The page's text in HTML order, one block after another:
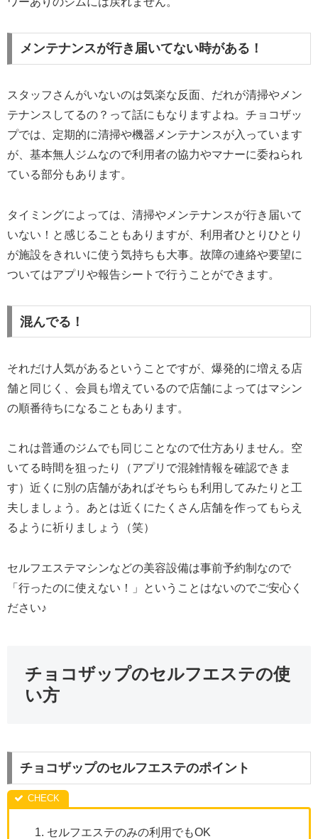
メンテナンスが行き届いてない時がある！
スタッフさんがいないのは気楽な反面、だれが清掃やメン
テナンスしてるの？って話にもなりますよね。チョコザッ
プでは、定期的に清掃や機器メンテナンスが入っています
が、基本無人ジムなので利用者の協力やマナーに委ねられ
ている部分もあります。
タイミングによっては、清掃やメンテナンスが行き届いて
いない！と感じることもありますが、利用者ひとりひとり
が施設をきれいに使う気持ちも大事。故障の連絡や要望に
ついてはアプリや報告シートで行うことができます。
混んでる！
それだけ人気があるということですが、爆発的に増える店
舗と同じく、会員も増えているので店舗によってはマシン
の順番待ちになることもあります。
これは普通のジムでも同じことなので仕方ありません。空
いてる時間を狙ったり（アプリで混雑情報を確認できま
す）近くに別の店舗があればそちらも利用してみたりと工
夫しましょう。あとは近くにたくさん店舗を作ってもらえ
るように祈りましょう（笑）
セルフエステマシンなどの美容設備は事前予約制なので
「行ったのに使えない！」ということはないのでご安心く
ださい♪
チョコザップのセルフエステの使
い方
チョコザップのセルフエステのポイント
セルフエステのみの利用でもOK